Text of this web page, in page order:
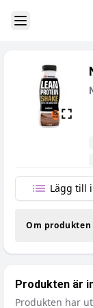
Toggle Sidebar
Lägg till
Om produkten
Produkten är
Produkten har